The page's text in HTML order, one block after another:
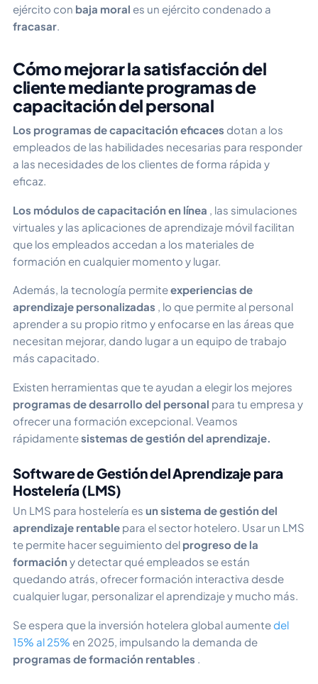
ejército con baja moral es un ejército condenado a
fracasar.
Cómo mejorar la satisfacción del
cliente mediante programas de
capacitación del personal
Los programas de capacitación eficaces dotan a los
empleados de las habilidades necesarias para responder
a las necesidades de los clientes de forma rápida y
eficaz.
Los módulos de capacitación en línea , las simulaciones
virtuales y las aplicaciones de aprendizaje móvil facilitan
que los empleados accedan a los materiales de
formación en cualquier momento y lugar.
Además, la tecnología permiteexperiencias de
aprendizaje personalizadas , lo que permite al personal
aprender a su propio ritmo y enfocarse en las áreas que
necesitan mejorar, dando lugar a un equipo de trabajo
más capacitado.
Existen herramientas que te ayudan a elegir los mejores
programas de desarrollo del personal para tu empresa y
ofrecer una formación excepcional. Veamos
rápidamentesistemas de gestión del aprendizaje.
Software de Gestión del Aprendizaje para
Hostelería (LMS)
Un LMS para hostelería es un sistema de gestión del
aprendizaje rentable para el sector hotelero. Usar un LMS
te permite hacer seguimiento del progreso de la
formación y detectar qué empleados se están
quedando atrás, ofrecer formación interactiva desde
cualquier lugar, personalizar el aprendizaje y mucho más.
Se espera que la inversión hotelera global aumentedel
15% al 25% en 2025, impulsando la demanda de
programas de formación rentables .